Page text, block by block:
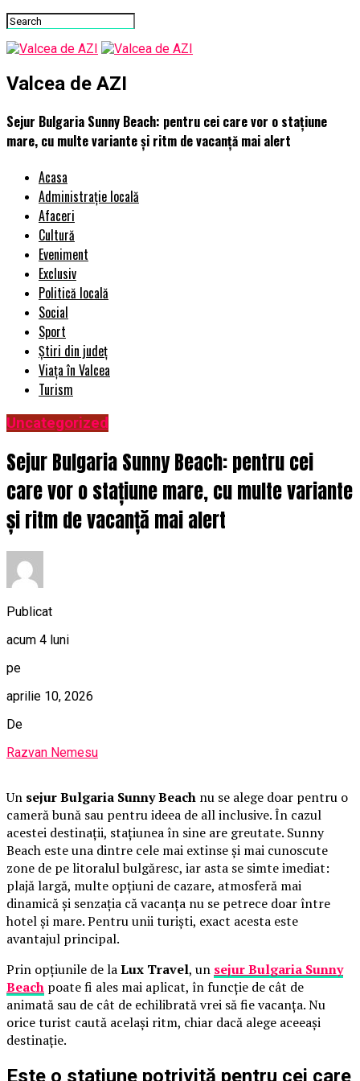
Valcea de AZI
Sejur Bulgaria Sunny Beach: pentru cei care vor o stațiune
mare, cu multe variante și ritm de vacanță mai alert
Acasa
Administrație locală
Afaceri
Cultură
Eveniment
Exclusiv
Politică locală
Social
Sport
Știri din județ
Viața în Valcea
Turism
Uncategorized
Sejur Bulgaria Sunny Beach: pentru cei
care vor o stațiune mare, cu multe variante
și ritm de vacanță mai alert
Publicat
acum 4 luni
pe
aprilie 10, 2026
De
Razvan Nemesu
Un sejur Bulgaria Sunny Beach nu se alege doar pentru o
cameră bună sau pentru ideea de all inclusive. În cazul
acestei destinații, stațiunea în sine are greutate. Sunny
Beach este una dintre cele mai extinse și mai cunoscute
zone de pe litoralul bulgăresc, iar asta se simte imediat:
plajă largă, multe opțiuni de cazare, atmosferă mai
dinamică și senzația că vacanța nu se petrece doar între
hotel și mare. Pentru unii turiști, exact acesta este
avantajul principal.
Prin opțiunile de laLux Travel, un sejur Bulgaria Sunny
Beach poate fi ales mai aplicat, în funcție de cât de
animată sau de cât de echilibrată vrei să fie vacanța. Nu
orice turist caută același ritm, chiar dacă alege aceeași
destinație.
Este o stațiune potrivită pentru cei care